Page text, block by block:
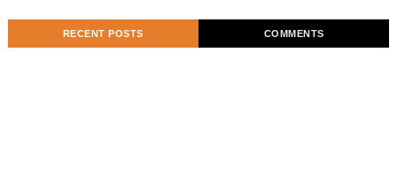
RECENT POSTS COMMENTS